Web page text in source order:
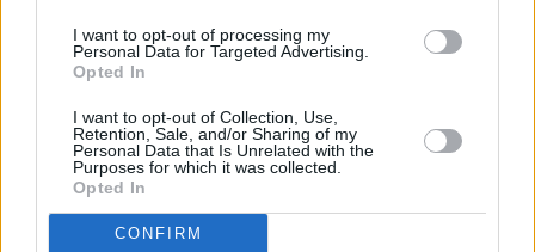
I want to opt-out of processing my
Personal Data for Targeted Advertising.
Opted In
I want to opt-out of Collection, Use,
Retention, Sale, and/or Sharing of my
Personal Data that Is Unrelated with the
Purposes for which it was collected.
Opted In
CONFIRM